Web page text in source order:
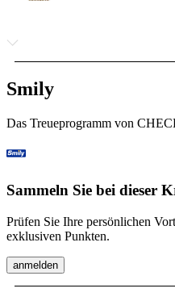
Smily
Das Treueprogramm von
Sammeln Sie bei dieser
Prüfen Sie Ihre persönlichen
exklusiven Punkten.
anmelden